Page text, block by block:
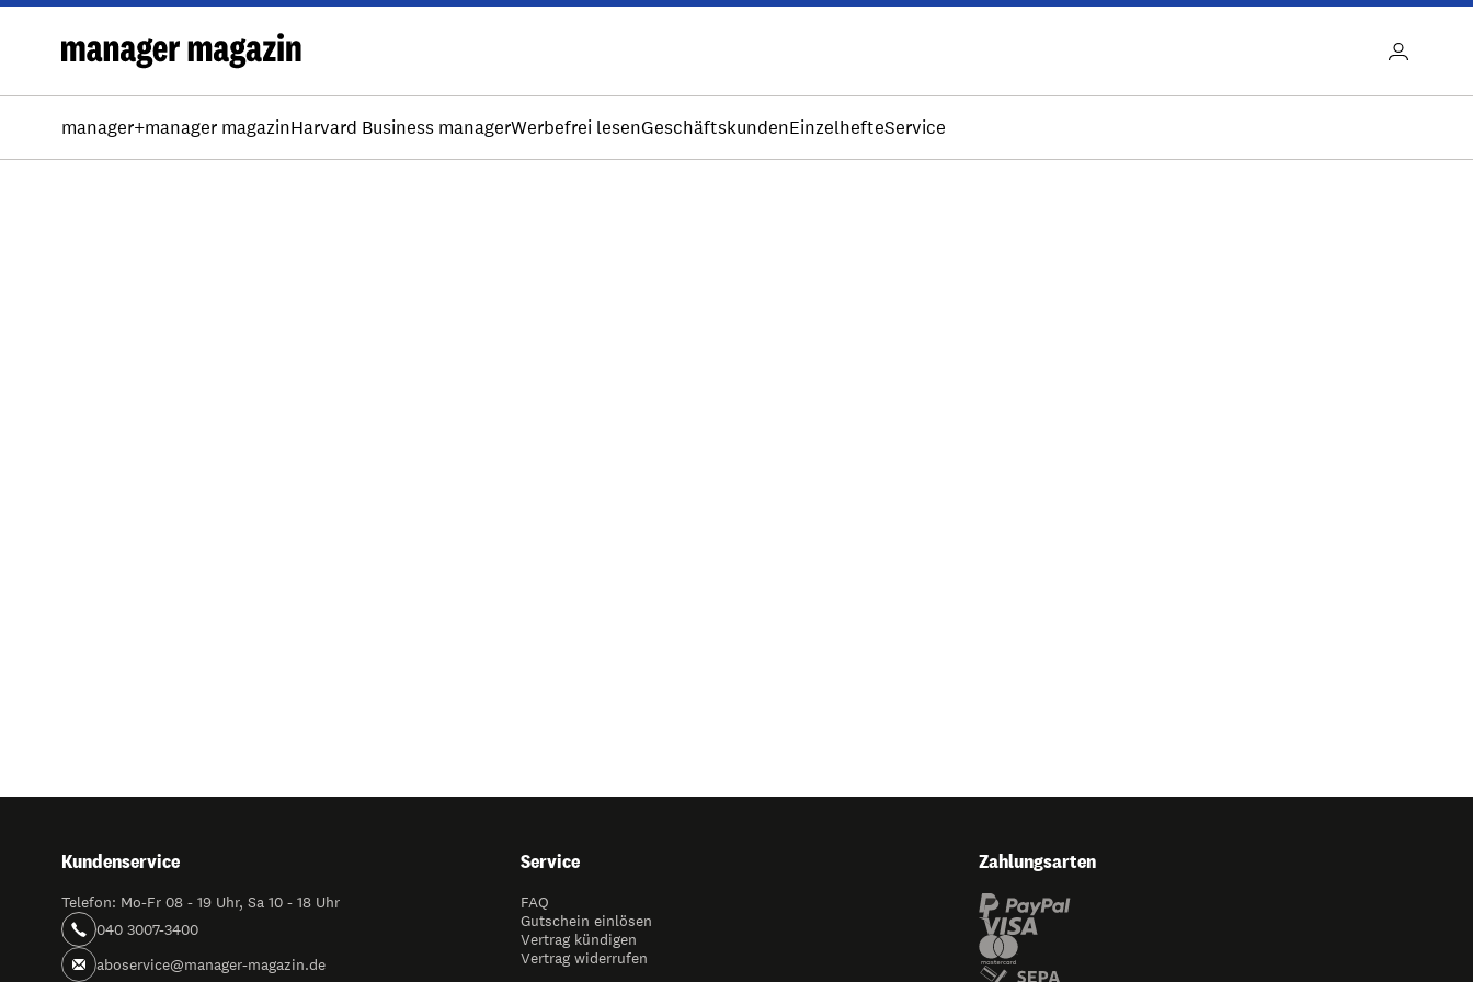
manager+manager magazinHarvard Business managerWerbefrei lesenGeschäftskundenEinzelhefteService
Kundenservice
Telefon: Mo-Fr 08 - 19 Uhr, Sa 10 - 18 Uhr
040 3007-3400
aboservice@manager-magazin.de
Service
FAQ
Gutschein einlösen
Vertrag kündigen
Vertrag widerrufen
Zahlungsarten